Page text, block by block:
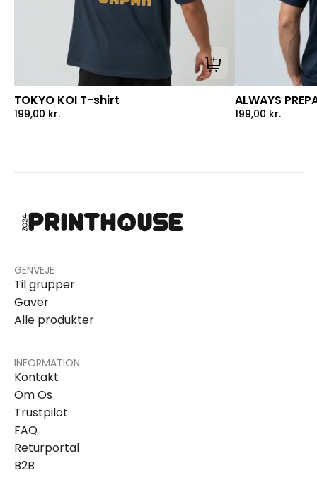
Tilføj til kurv
TOKYO KOI T-shirt
199,00 kr.
ALWAYS
199,00 kr.
GENVEJE
Til grupper
Gaver
Alle produkter
INFORMATION
Kontakt
Om Os
Trustpilot
FAQ
Returportal
B2B